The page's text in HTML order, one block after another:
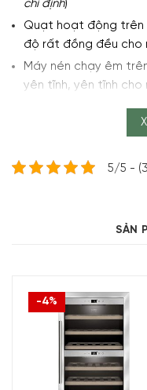
chỉ định)
Quạt hoạt động trên
độ rất đồng đều cho
Máy nén chạy êm
yên tĩnh, yên tĩnh
Thiết bị kiểm soát
thơm tối ưu
5/5 -
SẢN
-4%